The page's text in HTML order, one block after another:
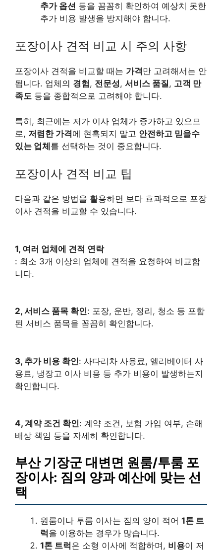
추가 옵션 등을 꼼꼼히 확인하여 예상치 못한
추가 비용 발생을 방지해야 합니다.
포장이사 견적 비교 시 주의 사항
포장이사 견적을 비교할 때는 가격만 고려해서는 안
됩니다. 업체의 경험, 전문성, 서비스 품질, 고객 만
족도 등을 종합적으로 고려해야 합니다.
특히, 최근에는 저가 이사 업체가 증가하고 있으므
로, 저렴한 가격에 현혹되지 말고 안전하고 믿을수
있는 업체를 선택하는 것이 중요합니다.
포장이사 견적 비교 팁
다음과 같은 방법을 활용하면 보다 효과적으로 포장
이사 견적을 비교할 수 있습니다.
1, 여러 업체에 견적 연락
: 최소 3개 이상의 업체에 견적을 요청하여 비교합
니다.
2, 서비스 품목 확인: 포장, 운반, 정리, 청소 등 포함
된 서비스 품목을 꼼꼼히 확인합니다.
3, 추가 비용 확인: 사다리차 사용료, 엘리베이터 사
용료, 냉장고 이사 비용 등 추가 비용이 발생하는지
확인합니다.
4, 계약 조건 확인: 계약 조건, 보험 가입 여부, 손해
배상 책임 등을 자세히 확인합니다.
부산 기장군 대변면 원룸/투룸 포
장이사: 짐의 양과 예산에 맞는 선
택
원룸이나 투룸 이사는 짐의 양이 적어 1톤 트
럭을 이용하는 경우가 많습니다.
1톤 트럭은 소형 이사에 적합하며, 비용이 저